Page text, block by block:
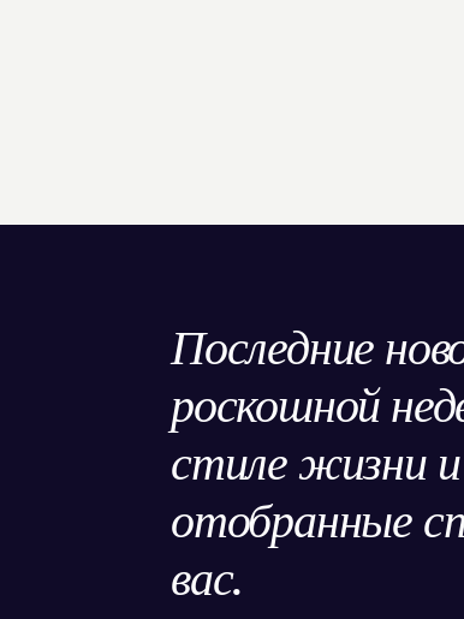
Последние
роскошной
стиле жизни
отобранные
вас.